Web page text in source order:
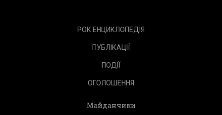
РОК.ЕНЦИКЛОПЕДІЯ
ПУБЛІКАЦІЇ
ПОДІЇ
ОГОЛОШЕННЯ
Майданчики